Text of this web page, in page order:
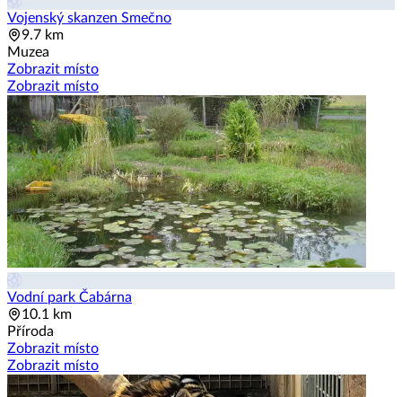
Vojenský skanzen Smečno
9.7 km
Muzea
Zobrazit místo
Zobrazit místo
Vodní park Čabárna
10.1 km
Příroda
Zobrazit místo
Zobrazit místo